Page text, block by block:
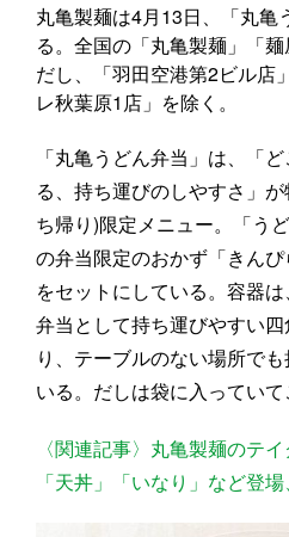
丸亀製麺は4月13日、「丸亀
る。全国の「丸亀製麺」「
だし、「羽田空港第2ビル店
レ秋葉原1店」を除く。
「丸亀うどん弁当」は、「
る、持ち運びのしやすさ」
ち帰り)限定メニュー。「う
の弁当限定のおかず「きんぴ
をセットにしている。容器は
弁当として持ち運びやすい
り、テーブルのない場所で
いる。だしは袋に入っていて
〈関連記事〉丸亀製麺のテ
「天丼」「いなり」など登